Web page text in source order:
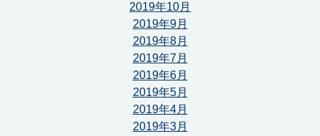
2019年10月
2019年9月
2019年8月
2019年7月
2019年6月
2019年5月
2019年4月
2019年3月